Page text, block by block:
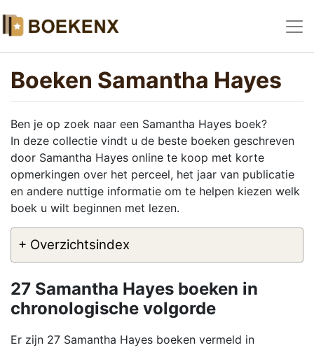
Boeken Samantha Hayes
Ben je op zoek naar een Samantha Hayes boek?
In deze collectie vindt u de beste boeken geschreven
door Samantha Hayes online te koop met korte
opmerkingen over het perceel, het jaar van publicatie
en andere nuttige informatie om te helpen kiezen welk
boek u wilt beginnen met lezen.
+ Overzichtsindex
27 Samantha Hayes boeken in
chronologische volgorde
Er zijn 27 Samantha Hayes boeken vermeld in